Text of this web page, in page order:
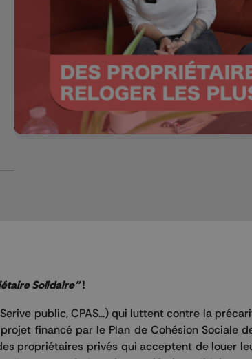
Solidaire"!
Serive public, CPAS...)qui luttent contre la
financé par le Plan de Cohésion Sociale
propriétaires privés qui acceptent de louer